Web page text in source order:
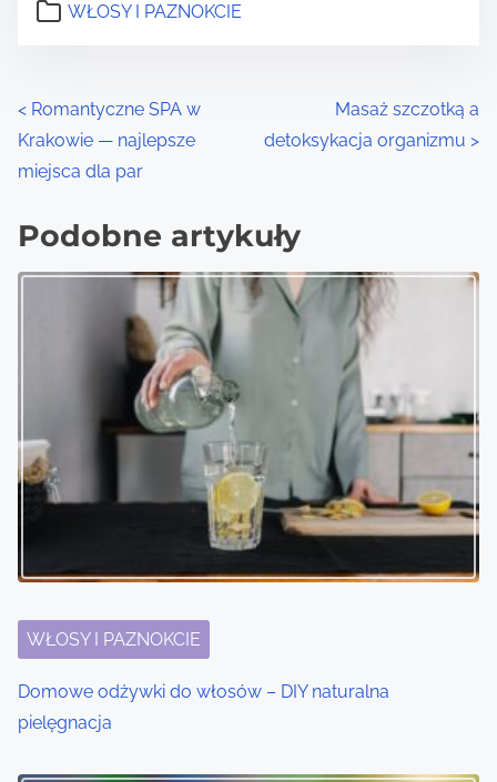
WŁOSY I PAZNOKCIE
P
o
t
i
i
o
n
< Romantyczne SPA w
Krakowie — najlepsze
miejsca dla par
Masaż szczotką a
detoksykacja organizmu >
Podobne artykuły
WŁOSY I PAZNOKCIE
Domowe odżywki do włosów – DIY naturalna
pielęgnacja